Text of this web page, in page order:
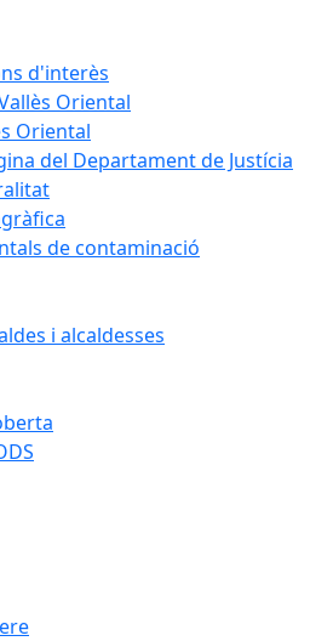
d'interès
Oriental
Oriental
del Departament de Justícia
de contaminació
i alcaldesses